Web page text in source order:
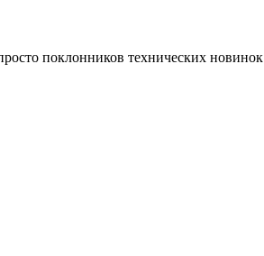
поклонников технических новинок